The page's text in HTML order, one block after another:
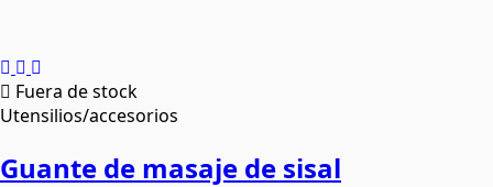
Fuera de stock
Utensilios/accesorios
Guante de masaje de sisal